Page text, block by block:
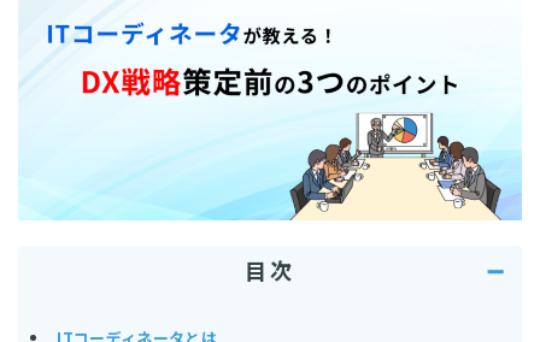
目次 ➖